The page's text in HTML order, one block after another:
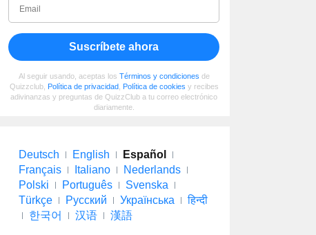
Suscríbete ahora
Al seguir usando, aceptas los Términos y condiciones de
Quizzclub, Política de privacidad, Política de cookies y recibes
adivinanzas y preguntas de QuizzClub a tu correo electrónico
diariamente.
Deutsch English
Español
Français
Italiano
Nederlands
Polski
Português
Svenska
Türkçe
Русский Українська
हिन्दी
한국어
汉语 漢語